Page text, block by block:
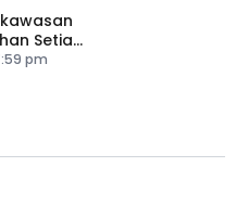
Setia
IPU
pm